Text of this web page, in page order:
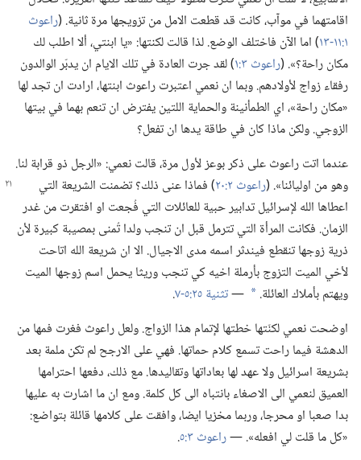
اقامتهما في موآب،‏ كانت قد قطعت الامل من تزويجها مرة ثانية.‏ (‏راعوث
١:‏١١-‏١٣
‏)‏ اما الآن فاختلف الوضع.‏ لذا قالت لكنتها:‏ «يا ابنتي،‏ ألا اطلب لك
مكان راحة؟‏».‏ (‏راعوث ٣:‏١
‏)‏ لقد جرت العادة في تلك الايام ان يدبّر الوالدون
رفقاء زواج لأولادهم.‏ وبما ان نعمي اعتبرت راعوث ابنتها،‏ ارادت ان تجد لها
«مكان راحة»،‏ اي الطمأنينة والحماية اللتين يفترض ان تنعم بهما في بيتها
الزوجي.‏ ولكن ماذا كان في طاقة يدها ان تفعل؟‏
عندما اتت راعوث على ذكر بوعز لأول مرة،‏ قالت نعمي:‏ «الرجل ذو قرابة لنا.‏
وهو من اوليائنا».‏‏(‏راعوث ٢:‏٢٠
‏)‏ فماذا عنى ذلك؟‏ تضمنت الشريعة التي
اعطاها الله لإسرائيل تدابير حبية للعائلات التي فُجعت او افتقرت من غدر
الزمان.‏ فكانت المرأة التي تترمل قبل ان تنجب ولدا تُمنى بمصيبة كبيرة لأن
ذرية زوجها تنقطع فيندثر اسمه مدى الاجيال.‏ الا ان شريعة الله اتاحت
لأخي الميت التزوج بأرملة اخيه كي تنجب وريثا يحمل اسم زوجها الميت
ويهتم بأملاك العائلة.‏ *
—‏تثنية ٢٥:‏٥-‏٧
‏.‏
اوضحت نعمي لكنّتها خطتها لإتمام هذا الزواج.‏ ولعل راعوث فغرت فمها من
الدهشة فيما راحت تسمع كلام حماتها.‏ فهي على الارجح لم تكن ملمة بعد
بشريعة اسرائيل ولا عهد لها بعاداتها وتقاليدها.‏ مع ذلك،‏ دفعها احترامها
العميق لنعمي الى الاصغاء بانتباه الى كل كلمة.‏ ومع ان ما اشارت به عليها
بدا صعبا او محرجا،‏ وربما مخزيا ايضا،‏ وافقت على كلامها قائلة بتواضع:‏
«كل ما قلت لي افعله».‏ —‏راعوث ٣:‏٥
‏.‏